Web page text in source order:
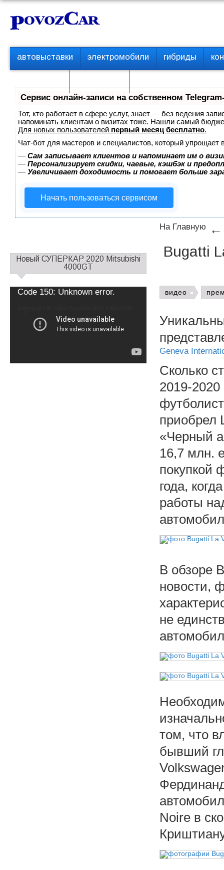
Перейти
контенту
р
о
е
м
е
ю
автовыставки электромобили гибриды
Сервис онлайн-записи на собственном
Тот, кто работает в сфере услуг, знает — без ведения
напоминать клиентам о визитах тоже. Нашли самый
Для новых пользователей первый месяц бесплатно.
Чат-бот для мастеров и специалистов, который упрощает
— Сам записывает клиентов и напоминает им о
— Персонализирует скидки, чаевые, кэшбэк и
— Увеличивает доходимость и помогает больше
Начать пользоваться сервисом
На Главную
Bugatti
видео
Geneva
Сколько
2019-2020
приобрел
«Черный
16,7 млн.
покупкой
года,
работы
В обзоре
новости,
не
том, что
бывший
Noire в
С
д
Новый СУПЕРКАР 2020 Mitsubishi
4000GT
Video
Code 150: Unknown error.